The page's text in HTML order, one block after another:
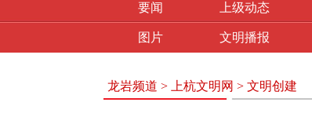
要闻 上级动态
图片 文明播报
龙岩频道 > 上杭文明网 > 文明创建